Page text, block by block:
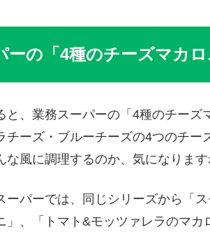
ーの「4種のチーズマカロ
と、業務スーパーの「4種のチー
チーズ・ブルーチーズの4つのチー
な風に調理するのか、気になります
ーパーでは、同じシリーズから「
」、「トマト&モッツァレラのマ